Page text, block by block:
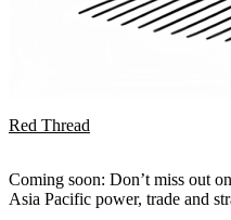
Red Thread
Coming soon: Don’t miss out
Asia Pacific power, trade and